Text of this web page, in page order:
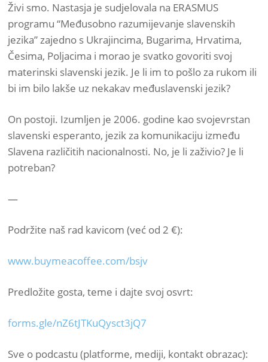
Živi smo. Nastasja je sudjelovala na ERASMUS
programu “Međusobno razumijevanje slavenskih
jezika” zajedno s Ukrajincima, Bugarima, Hrvatima,
Česima, Poljacima i morao je svatko govoriti svoj
materinski slavenski jezik. Je li im to pošlo za rukom ili
bi im bilo lakše uz nekakav međuslavenski jezik?
On postoji. Izumljen je 2006. godine kao svojevrstan
slavenski esperanto, jezik za komunikaciju između
Slavena različitih nacionalnosti. No, je li zaživio? Je li
potreban?
—
Podržite naš rad kavicom (već od 2 €):
www.buymeacoffee.com/bsjv
Predložite gosta, teme i dajte svoj osvrt:
forms.gle/nZ6tJTKuQysct3jQ7
Sve o podcastu (platforme, mediji, kontakt obrazac):